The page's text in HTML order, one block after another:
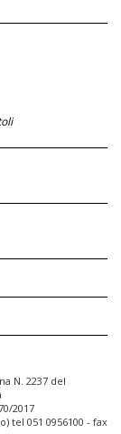
N. 2237 del
2017
tel 051 0956100 - fax